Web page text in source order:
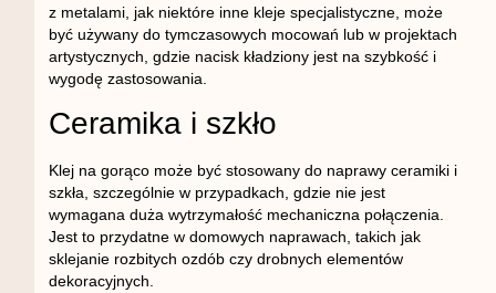
z metalami, jak niektóre inne kleje specjalistyczne, może
być używany do tymczasowych mocowań lub w projektach
artystycznych, gdzie nacisk kładziony jest na szybkość i
wygodę zastosowania.
Ceramika i szkło
Klej na gorąco może być stosowany do naprawy ceramiki i
szkła, szczególnie w przypadkach, gdzie nie jest
wymagana duża wytrzymałość mechaniczna połączenia.
Jest to przydatne w domowych naprawach, takich jak
sklejanie rozbitych ozdób czy drobnych elementów
dekoracyjnych.